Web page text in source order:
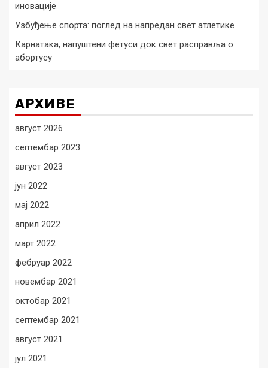
иновације
Узбуђење спорта: поглед на напредан свет атлетике
Карнатака, напуштени фетуси док свет расправља о
абортусу
АРХИВЕ
август 2026
септембар 2023
август 2023
јун 2022
мај 2022
април 2022
март 2022
фебруар 2022
новембар 2021
октобар 2021
септембар 2021
август 2021
јул 2021